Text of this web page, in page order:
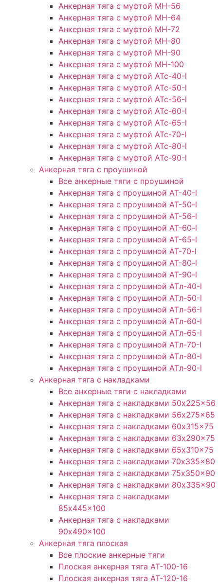
Анкерная тяга с муфтой МН-56
Анкерная тяга с муфтой МН-64
Анкерная тяга с муфтой МН-72
Анкерная тяга с муфтой МН-80
Анкерная тяга с муфтой МН-90
Анкерная тяга с муфтой МН-100
Анкерная тяга с муфтой АТс-40-l
Анкерная тяга с муфтой АТс-50-l
Анкерная тяга с муфтой АТс-56-l
Анкерная тяга с муфтой АТс-60-l
Анкерная тяга с муфтой АТс-65-l
Анкерная тяга с муфтой АТс-70-l
Анкерная тяга с муфтой АТс-80-l
Анкерная тяга с муфтой АТс-90-l
Анкерная тяга с проушиной
Все анкерные тяги с проушиной
Анкерная тяга с проушиной АТ-40-l
Анкерная тяга с проушиной AT-50-l
Анкерная тяга с проушиной AT-56-l
Анкерная тяга с проушиной AT-60-l
Анкерная тяга с проушиной AT-65-l
Анкерная тяга с проушиной AT-70-l
Анкерная тяга с проушиной AT-80-l
Анкерная тяга с проушиной AT-90-l
Анкерная тяга с проушиной АТл-40-l
Анкерная тяга с проушиной ATл-50-l
Анкерная тяга с проушиной ATл-56-l
Анкерная тяга с проушиной ATл-60-l
Анкерная тяга с проушиной ATл-65-l
Анкерная тяга с проушиной ATл-70-l
Анкерная тяга с проушиной ATл-80-l
Анкерная тяга с проушиной ATл-90-l
Анкерная тяга с накладками
Все анкерные тяги с накладками
Анкерная тяга с накладками 50x225x56
Анкерная тяга с накладками 56x275x65
Анкерная тяга с накладками 60x315x75
Анкерная тяга с накладками 63x290x75
Анкерная тяга с накладками 65x310x75
Анкерная тяга с накладками 70x335x80
Анкерная тяга с накладками 75x350x90
Анкерная тяга с накладками 80x335x90
Анкерная тяга с накладками
85x445x100
Анкерная тяга с накладками
90x490x100
Анкерная тяга плоская
Все плоские анкерные тяги
Плоская анкерная тяга АТ-100-16
Плоская анкерная тяга АТ-120-16